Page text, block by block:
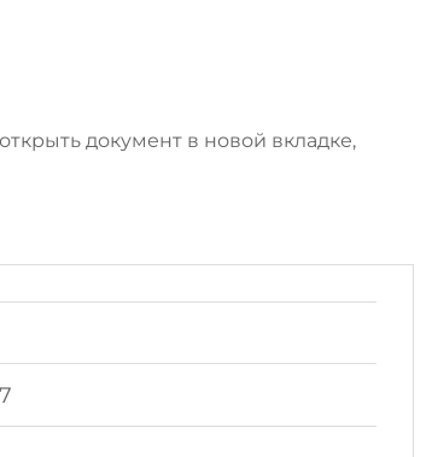
документ в новой вкладке,